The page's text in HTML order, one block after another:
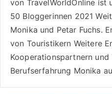
von TravelWorldOnline ist
50 Bloggerinnen 2021
Monika und Petar Fuchs.
von Touristikern Weitere
Kooperationspartnern und
Berufserfahrung Monika